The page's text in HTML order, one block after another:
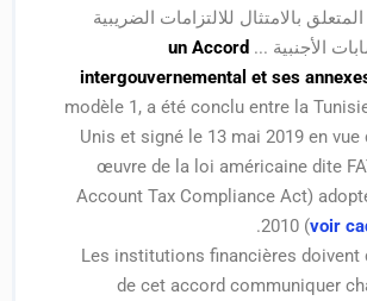
للالتزامات الضريبية
...
un Accord
intergouvernemental et ses
modèle 1, a été conclu entre
Unis et signé le 13 mai 2019
œuvre de la loi américaine
Account Tax Compliance
2010
Les institutions financières
de cet accord